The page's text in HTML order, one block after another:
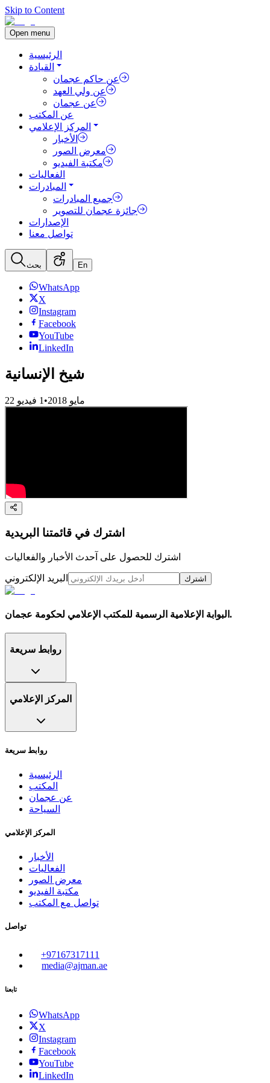
Skip to Content
Open menu
الرئيسية
القيادة
عن حاكم عجمان
عن ولي العهد
عن عجمان
عن المكتب
المركز الإعلامي
الأخبار
معرض الصور
مكتبة الفيديو
الفعاليات
المبادرات
جميع المبادرات
جائزة عجمان للتصوير
الإصدارات
تواصل معنا
بحث En
WhatsApp
X
Instagram
Facebook
YouTube
LinkedIn
شيخ الإنسانية
22 مايو 2018 •
1 فيديو
اشترك في قائمتنا البريدية
اشترك للحصول على آحدث الأخبار والفعاليات
البريد الإلكتروني اشترك
البوابة الإعلامية الرسمية للمكتب الإعلامي لحكومة عجمان.
روابط سريعة
المركز الإعلامي
روابط سريعة
الرئيسية
المكتب
عن عجمان
السياحة
المركز الإعلامي
الأخبار
الفعاليات
معرض الصور
مكتبة الفيديو
تواصل مع المكتب
تواصل
+97167317111
media@ajman.ae
تابعنا
WhatsApp
X
Instagram
Facebook
YouTube
LinkedIn